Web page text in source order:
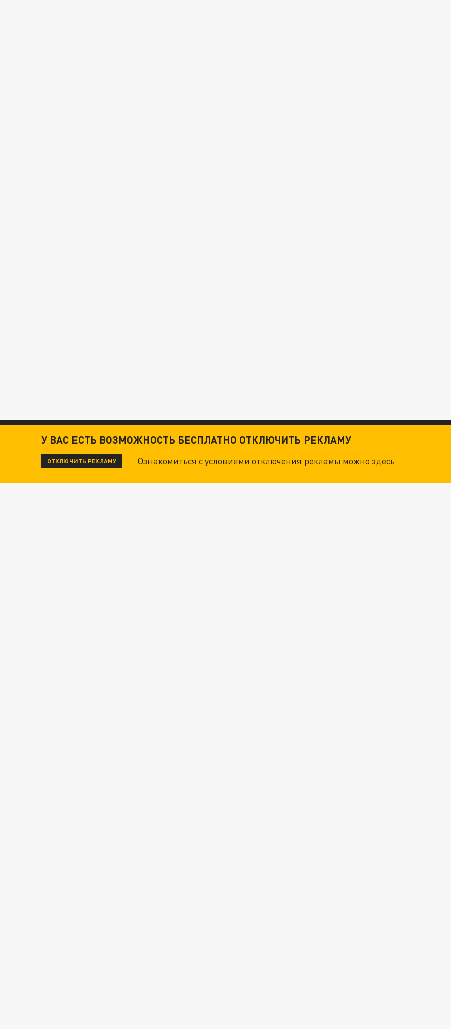
У ВАС ЕСТЬ ВОЗМОЖНОСТЬ БЕСПЛАТНО ОТКЛЮЧИТЬ РЕКЛАМУ
ОТКЛЮЧИТЬ РЕКЛАМУ Ознакомиться с условиями отключения рекламы можноздесь